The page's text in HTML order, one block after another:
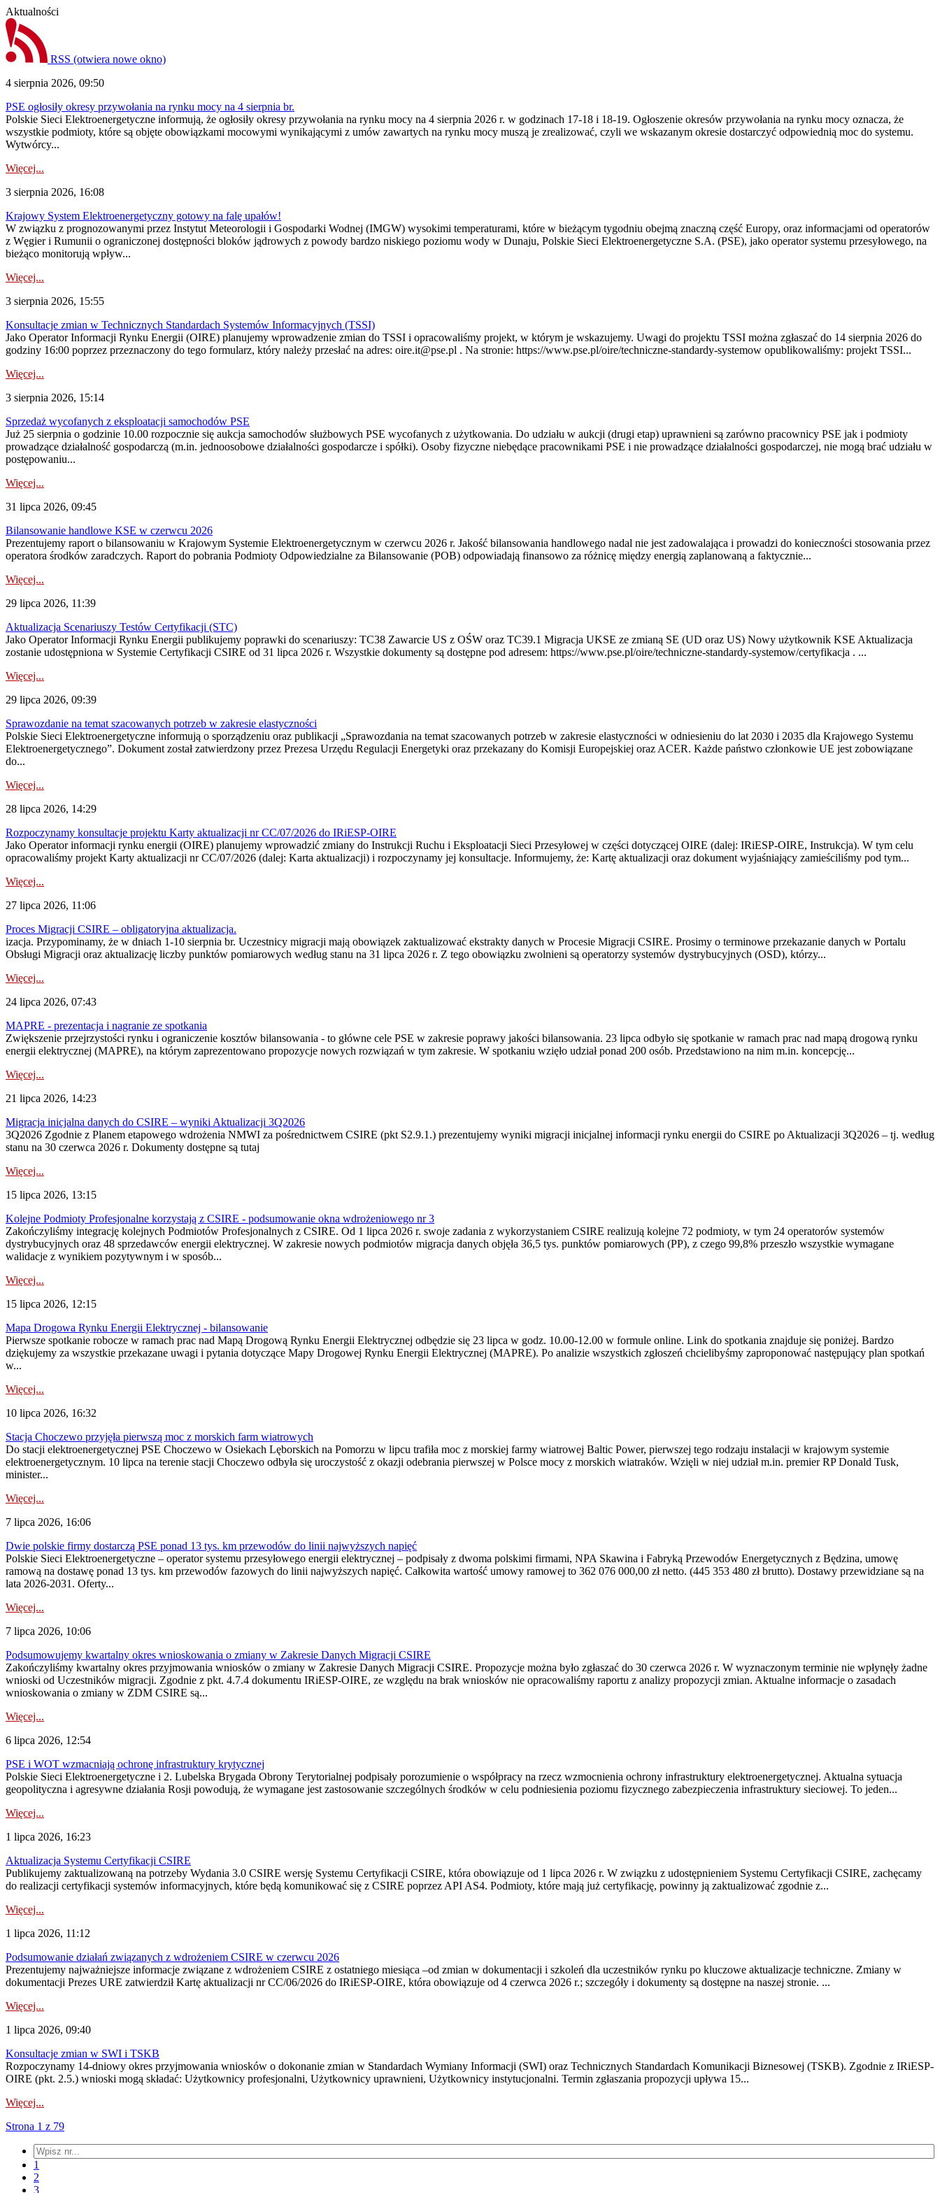
Aktualności
RSS (otwiera nowe okno)
4 sierpnia 2026, 09:50
PSE ogłosiły okresy przywołania na rynku mocy na 4 sierpnia br.
Polskie Sieci Elektroenergetyczne informują, że ogłosiły okresy przywołania na rynku mocy na 4 sierpnia 2026 r. w godzinach 17-18 i 18-19. Ogłoszenie okresów przywołania na rynku mocy oznacza, że
wszystkie podmioty, które są objęte obowiązkami mocowymi wynikającymi z umów zawartych na rynku mocy muszą je zrealizować, czyli we wskazanym okresie dostarczyć odpowiednią moc do systemu.
Wytwórcy...
Więcej...
3 sierpnia 2026, 16:08
Krajowy System Elektroenergetyczny gotowy na falę upałów!
W związku z prognozowanymi przez Instytut Meteorologii i Gospodarki Wodnej (IMGW) wysokimi temperaturami, które w bieżącym tygodniu obejmą znaczną część Europy, oraz informacjami od operatorów
z Węgier i Rumunii o ograniczonej dostępności bloków jądrowych z powody bardzo niskiego poziomu wody w Dunaju, Polskie Sieci Elektroenergetyczne S.A. (PSE), jako operator systemu przesyłowego, na
bieżąco monitorują wpływ...
Więcej...
3 sierpnia 2026, 15:55
Konsultacje zmian w Technicznych Standardach Systemów Informacyjnych (TSSI)
Jako Operator Informacji Rynku Energii (OIRE) planujemy wprowadzenie zmian do TSSI i opracowaliśmy projekt, w którym je wskazujemy. Uwagi do projektu TSSI można zgłaszać do 14 sierpnia 2026 do
godziny 16:00 poprzez przeznaczony do tego formularz, który należy przesłać na adres: oire.it@pse.pl . Na stronie: https://www.pse.pl/oire/techniczne-standardy-systemow opublikowaliśmy: projekt TSSI...
Więcej...
3 sierpnia 2026, 15:14
Sprzedaż wycofanych z eksploatacji samochodów PSE
Już 25 sierpnia o godzinie 10.00 rozpocznie się aukcja samochodów służbowych PSE wycofanych z użytkowania. Do udziału w aukcji (drugi etap) uprawnieni są zarówno pracownicy PSE jak i podmioty
prowadzące działalność gospodarczą (m.in. jednoosobowe działalności gospodarcze i spółki). Osoby fizyczne niebędące pracownikami PSE i nie prowadzące działalności gospodarczej, nie mogą brać udziału w
postępowaniu...
Więcej...
31 lipca 2026, 09:45
Bilansowanie handlowe KSE w czerwcu 2026
Prezentujemy raport o bilansowaniu w Krajowym Systemie Elektroenergetycznym w czerwcu 2026 r. Jakość bilansowania handlowego nadal nie jest zadowalająca i prowadzi do konieczności stosowania przez
operatora środków zaradczych. Raport do pobrania Podmioty Odpowiedzialne za Bilansowanie (POB) odpowiadają finansowo za różnicę między energią zaplanowaną a faktycznie...
Więcej...
29 lipca 2026, 11:39
Aktualizacja Scenariuszy Testów Certyfikacji (STC)
Jako Operator Informacji Rynku Energii publikujemy poprawki do scenariuszy: TC38 Zawarcie US z OŚW oraz TC39.1 Migracja UKSE ze zmianą SE (UD oraz US) Nowy użytkownik KSE Aktualizacja
zostanie udostępniona w Systemie Certyfikacji CSIRE od 31 lipca 2026 r. Wszystkie dokumenty są dostępne pod adresem: https://www.pse.pl/oire/techniczne-standardy-systemow/certyfikacja . ...
Więcej...
29 lipca 2026, 09:39
Sprawozdanie na temat szacowanych potrzeb w zakresie elastyczności
Polskie Sieci Elektroenergetyczne informują o sporządzeniu oraz publikacji „Sprawozdania na temat szacowanych potrzeb w zakresie elastyczności w odniesieniu do lat 2030 i 2035 dla Krajowego Systemu
Elektroenergetycznego”. Dokument został zatwierdzony przez Prezesa Urzędu Regulacji Energetyki oraz przekazany do Komisji Europejskiej oraz ACER. Każde państwo członkowie UE jest zobowiązane
do...
Więcej...
28 lipca 2026, 14:29
Rozpoczynamy konsultacje projektu Karty aktualizacji nr CC/07/2026 do IRiESP-OIRE
Jako Operator informacji rynku energii (OIRE) planujemy wprowadzić zmiany do Instrukcji Ruchu i Eksploatacji Sieci Przesyłowej w części dotyczącej OIRE (dalej: IRiESP-OIRE, Instrukcja). W tym celu
opracowaliśmy projekt Karty aktualizacji nr CC/07/2026 (dalej: Karta aktualizacji) i rozpoczynamy jej konsultacje. Informujemy, że: Kartę aktualizacji oraz dokument wyjaśniający zamieściliśmy pod tym...
Więcej...
27 lipca 2026, 11:06
Proces Migracji CSIRE – obligatoryjna aktualizacja.
izacja. Przypominamy, że w dniach 1-10 sierpnia br. Uczestnicy migracji mają obowiązek zaktualizować ekstrakty danych w Procesie Migracji CSIRE. Prosimy o terminowe przekazanie danych w Portalu
Obsługi Migracji oraz aktualizację liczby punktów pomiarowych według stanu na 31 lipca 2026 r. Z tego obowiązku zwolnieni są operatorzy systemów dystrybucyjnych (OSD), którzy...
Więcej...
24 lipca 2026, 07:43
MAPRE - prezentacja i nagranie ze spotkania
Zwiększenie przejrzystości rynku i ograniczenie kosztów bilansowania - to główne cele PSE w zakresie poprawy jakości bilansowania. 23 lipca odbyło się spotkanie w ramach prac nad mapą drogową rynku
energii elektrycznej (MAPRE), na którym zaprezentowano propozycje nowych rozwiązań w tym zakresie. W spotkaniu wzięło udział ponad 200 osób. Przedstawiono na nim m.in. koncepcję...
Więcej...
21 lipca 2026, 14:23
Migracja inicjalna danych do CSIRE – wyniki Aktualizacji 3Q2026
3Q2026 Zgodnie z Planem etapowego wdrożenia NMWI za pośrednictwem CSIRE (pkt S2.9.1.) prezentujemy wyniki migracji inicjalnej informacji rynku energii do CSIRE po Aktualizacji 3Q2026 – tj. według
stanu na 30 czerwca 2026 r. Dokumenty dostępne są tutaj
Więcej...
15 lipca 2026, 13:15
Kolejne Podmioty Profesjonalne korzystają z CSIRE - podsumowanie okna wdrożeniowego nr 3
Zakończyliśmy integrację kolejnych Podmiotów Profesjonalnych z CSIRE. Od 1 lipca 2026 r. swoje zadania z wykorzystaniem CSIRE realizują kolejne 72 podmioty, w tym 24 operatorów systemów
dystrybucyjnych oraz 48 sprzedawców energii elektrycznej. W zakresie nowych podmiotów migracja danych objęła 36,5 tys. punktów pomiarowych (PP), z czego 99,8% przeszło wszystkie wymagane
walidacje z wynikiem pozytywnym i w sposób...
Więcej...
15 lipca 2026, 12:15
Mapa Drogowa Rynku Energii Elektrycznej - bilansowanie
Pierwsze spotkanie robocze w ramach prac nad Mapą Drogową Rynku Energii Elektrycznej odbędzie się 23 lipca w godz. 10.00-12.00 w formule online. Link do spotkania znajduje się poniżej. Bardzo
dziękujemy za wszystkie przekazane uwagi i pytania dotyczące Mapy Drogowej Rynku Energii Elektrycznej (MAPRE). Po analizie wszystkich zgłoszeń chcielibyśmy zaproponować następujący plan spotkań
w...
Więcej...
10 lipca 2026, 16:32
Stacja Choczewo przyjęła pierwszą moc z morskich farm wiatrowych
Do stacji elektroenergetycznej PSE Choczewo w Osiekach Lęborskich na Pomorzu w lipcu trafiła moc z morskiej farmy wiatrowej Baltic Power, pierwszej tego rodzaju instalacji w krajowym systemie
elektroenergetycznym. 10 lipca na terenie stacji Choczewo odbyła się uroczystość z okazji odebrania pierwszej w Polsce mocy z morskich wiatraków. Wzięli w niej udział m.in. premier RP Donald Tusk,
minister...
Więcej...
7 lipca 2026, 16:06
Dwie polskie firmy dostarczą PSE ponad 13 tys. km przewodów do linii najwyższych napięć
Polskie Sieci Elektroenergetyczne – operator systemu przesyłowego energii elektrycznej – podpisały z dwoma polskimi firmami, NPA Skawina i Fabryką Przewodów Energetycznych z Będzina, umowę
ramową na dostawę ponad 13 tys. km przewodów fazowych do linii najwyższych napięć. Całkowita wartość umowy ramowej to 362 076 000,00 zł netto. (445 353 480 zł brutto). Dostawy przewidziane są na
lata 2026-2031. Oferty...
Więcej...
7 lipca 2026, 10:06
Podsumowujemy kwartalny okres wnioskowania o zmiany w Zakresie Danych Migracji CSIRE
Zakończyliśmy kwartalny okres przyjmowania wniosków o zmiany w Zakresie Danych Migracji CSIRE. Propozycje można było zgłaszać do 30 czerwca 2026 r. W wyznaczonym terminie nie wpłynęły żadne
wnioski od Uczestników migracji. Zgodnie z pkt. 4.7.4 dokumentu IRiESP-OIRE, ze względu na brak wniosków nie opracowaliśmy raportu z analizy propozycji zmian. Aktualne informacje o zasadach
wnioskowania o zmiany w ZDM CSIRE są...
Więcej...
6 lipca 2026, 12:54
PSE i WOT wzmacniają ochronę infrastruktury krytycznej
Polskie Sieci Elektroenergetyczne i 2. Lubelska Brygada Obrony Terytorialnej podpisały porozumienie o współpracy na rzecz wzmocnienia ochrony infrastruktury elektroenergetycznej. Aktualna sytuacja
geopolityczna i agresywne działania Rosji powodują, że wymagane jest zastosowanie szczególnych środków w celu podniesienia poziomu fizycznego zabezpieczenia infrastruktury sieciowej. To jeden...
Więcej...
1 lipca 2026, 16:23
Aktualizacja Systemu Certyfikacji CSIRE
Publikujemy zaktualizowaną na potrzeby Wydania 3.0 CSIRE wersję Systemu Certyfikacji CSIRE, która obowiązuje od 1 lipca 2026 r. W związku z udostępnieniem Systemu Certyfikacji CSIRE, zachęcamy
do realizacji certyfikacji systemów informacyjnych, które będą komunikować się z CSIRE poprzez API AS4. Podmioty, które mają już certyfikację, powinny ją zaktualizować zgodnie z...
Więcej...
1 lipca 2026, 11:12
Podsumowanie działań związanych z wdrożeniem CSIRE w czerwcu 2026
Prezentujemy najważniejsze informacje związane z wdrożeniem CSIRE z ostatniego miesiąca –od zmian w dokumentacji i szkoleń dla uczestników rynku po kluczowe aktualizacje techniczne. Zmiany w
dokumentacji Prezes URE zatwierdził Kartę aktualizacji nr CC/06/2026 do IRiESP‑OIRE, która obowiązuje od 4 czerwca 2026 r.; szczegóły i dokumenty są dostępne na naszej stronie. ...
Więcej...
1 lipca 2026, 09:40
Konsultacje zmian w SWI i TSKB
Rozpoczynamy 14-dniowy okres przyjmowania wniosków o dokonanie zmian w Standardach Wymiany Informacji (SWI) oraz Technicznych Standardach Komunikacji Biznesowej (TSKB). Zgodnie z IRiESP-
OIRE (pkt. 2.5.) wnioski mogą składać: Użytkownicy profesjonalni, Użytkownicy uprawnieni, Użytkownicy instytucjonalni. Termin zgłaszania propozycji upływa 15...
Więcej...
Strona 1 z 79
1
2
3